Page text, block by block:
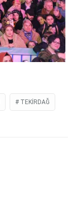
TEKIRDAĞ